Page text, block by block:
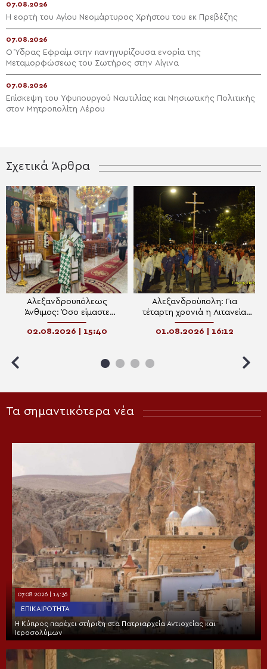
07.08.2026
Η εορτή του Αγίου Νεομάρτυρος Χρήστου του εκ Πρεβέζης
07.08.2026
Ο Ύδρας Εφραίμ στην πανηγυρίζουσα ενορία της
Μεταμορφώσεως του Σωτήρος στην Αίγινα
07.08.2026
Επίσκεψη του Υφυπουργού Ναυτιλίας και Νησιωτικής Πολιτικής
στον Μητροπολίτη Λέρου
Σχετικά Άρθρα
Αλεξανδρουπόλεως
Άνθιμος: Όσο είμαστε
στραμμένοι προς τον Χριστό,
μπορούμε να ξεπεράσουμε
02.08.2026 | 15:40
Αλεξανδρούπολη: Για
τέταρτη χρονιά η Λιτανεία
για την Πρόοδο του Τιμίου
Σταυρού
01.08.2026 | 16:12
Τα σημαντικότερα νέα
07.08.2026 | 14:36
ΕΠΙΚΑΙΡΌΤΗΤΑ
Η Κύπρος παρέχει στήριξη στα Πατριαρχεία Αντιοχείας και
Ιεροσολύμων